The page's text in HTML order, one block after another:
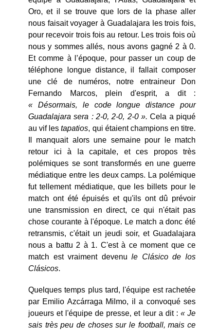
Oro, et il se trouve que lors de la phase aller
nous faisait voyager à Guadalajara les trois fois,
pour recevoir trois fois au retour. Les trois fois où
nous y sommes allés, nous avons gagné 2 à 0.
Et comme à l’époque, pour passer un coup de
téléphone longue distance, il fallait composer
une clé de numéros, notre entraineur Don
Fernando Marcos, plein d'esprit, a dit :
« Désormais, le code longue distance pour
Guadalajara sera : 2-0, 2-0, 2-0 ». Cela a piqué
au vif lestapatios, qui étaient champions en titre.
Il manquait alors une semaine pour le match
retour ici à la capitale, et ces propos très
polémiques se sont transformés en une guerre
médiatique entre les deux camps. La polémique
fut tellement médiatique, que les billets pour le
match ont été épuisés et qu'ils ont dû prévoir
une transmission en direct, ce qui n'était pas
chose courante à l'époque. Le match a donc été
retransmis, c'était un jeudi soir, et Guadalajara
nous a battu 2 à 1. C'est à ce moment que ce
match est vraiment devenule Clásico de los
Clásicos.
Quelques temps plus tard, l'équipe est rachetée
par Emilio Azcárraga Milmo, il a convoqué ses
joueurs et l'équipe de presse, et leur a dit : « Je
sais très peu de choses sur le football, mais ce